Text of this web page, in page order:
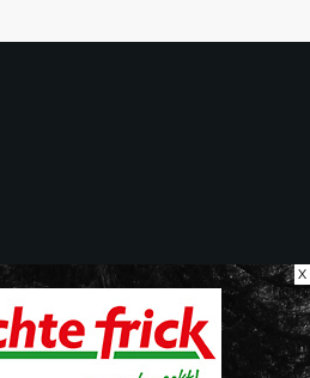
X